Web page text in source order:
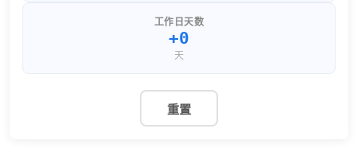
工作日天数
+0
天
重置